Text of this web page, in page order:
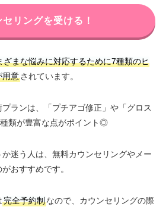
セリングを受ける！
ざまな悩みに対応するために7種類のヒ
用意されています。
ランは、「プチアゴ修正」や「グロス
類が豊富な点がポイント◎
迷う人は、無料カウンセリングやメー
おすすめです。
完全予約制なので、カウンセリングの際